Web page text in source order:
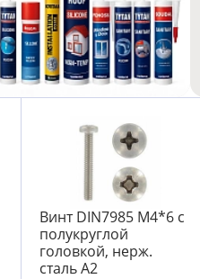
Винт DIN7985 М4*6 с
полукруглой
головкой, нерж.
сталь А2